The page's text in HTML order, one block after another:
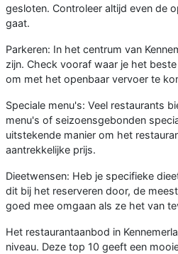
gesloten. Controleer altijd even de
gaat.
Parkeren: In het centrum van
zijn. Check vooraf waar je het
om met het openbaar vervoer te
Speciale menu's: Veel restaurants
menu's of seizoensgebonden
uitstekende manier om het
aantrekkelijke prijs.
Dieetwensen: Heb je specifieke
dit bij het reserveren door, de
goed mee omgaan als ze het van
Het restaurantaanbod in
niveau. Deze top 10 geeft een